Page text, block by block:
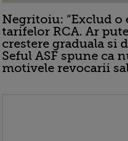
Negritoiu: “Exclud o
tarifelor RCA. Ar
crestere graduala si
Seful ASF spune ca
motivele revocarii